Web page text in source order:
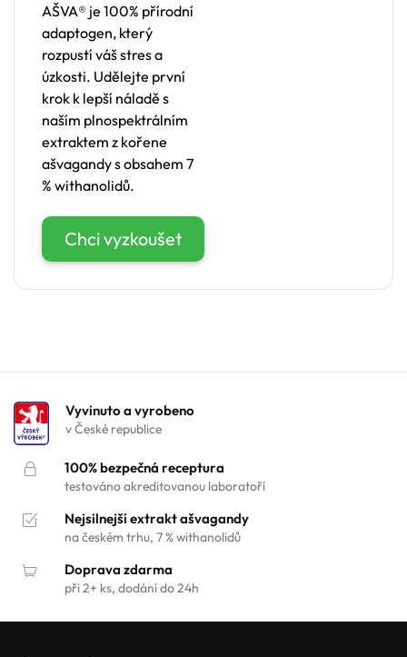
AŠVA® je 100% přírodní
adaptogen, který
rozpustí váš stres a
úzkosti. Udělejte první
krok k lepší náladě s
naším plnospektrálním
extraktem z kořene
ašvagandy s obsahem 7
% withanolidů.
Chci vyzkoušet
Vyvinuto a vyrobeno
v České republice
100% bezpečná receptura
testováno akreditovanou laboratoří
Nejsilnejší extrakt ašvagandy
na českém trhu, 7 % withanolidů
Doprava zdarma
při 2+ ks, dodání do 24h